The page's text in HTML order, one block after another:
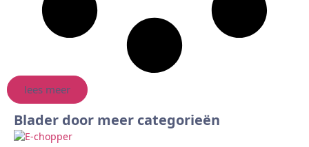
lees meer
Blader door meer categorieën